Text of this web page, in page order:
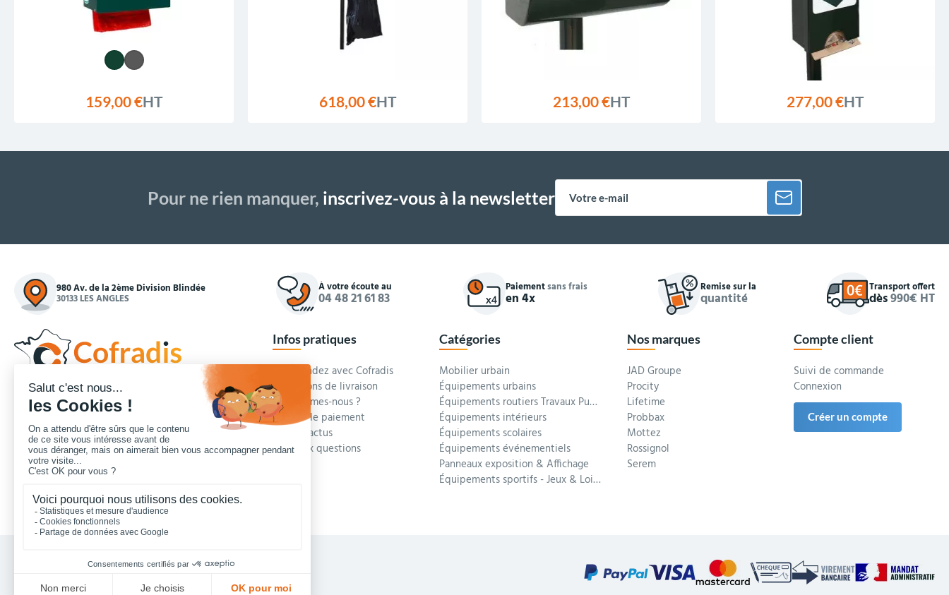
159,00 €HT 618,00 €HT 213,00 €HT 277,00 €HT
Pour ne rien manquer, inscrivez-vous à la newsletter
980 Av. de la 2ème Division Blindée
30133 LES ANGLES
À votre écoute au
04 48 21 61 83
Paiementsans frais
en 4x
Remise sur la
quantité
Transport offert
dès990€ HT
Concepteur et fournisseur de mobilier urbain,
Cofradis répond aux besoins d'équipements des
services des collectivités locales, des entreprises
de travaux publics, lycées, écoles.
Nous contacter
Infos pratiques
Commandez avec Cofradis
Conditions de livraison
Qui sommes-nous ?
Modes de paiement
Blog et actus
Foire aux questions
Catégories
Mobilier urbain
Équipements urbains
Équipements routiers Travaux Publics
Équipements intérieurs
Équipements scolaires
Équipements événementiels
Panneaux exposition & Affichage
Équipements sportifs - Jeux & Loisirs
Nos marques
JAD Groupe
Procity
Lifetime
Probbax
Mottez
Rossignol
Serem
Compte client
Suivi de commande
Connexion
Créer un compte
Vos achats collectivités en ligne sécurisés 7 J/7